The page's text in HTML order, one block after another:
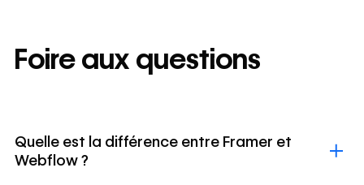
Foire aux questions
Quelle est la différence entre Framer et
Webflow ?